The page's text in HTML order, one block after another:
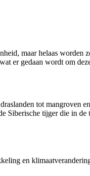
maar helaas worden
er gedaan wordt om
tot mangroven
tijger die in
en